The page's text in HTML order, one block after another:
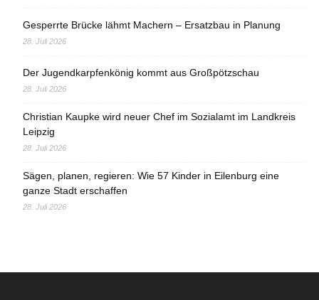
Gesperrte Brücke lähmt Machern – Ersatzbau in Planung
28. Juli 2026
Der Jugendkarpfenkönig kommt aus Großpötzschau
28. Juli 2026
Christian Kaupke wird neuer Chef im Sozialamt im Landkreis
Leipzig
28. Juli 2026
Sägen, planen, regieren: Wie 57 Kinder in Eilenburg eine
ganze Stadt erschaffen
28. Juli 2026